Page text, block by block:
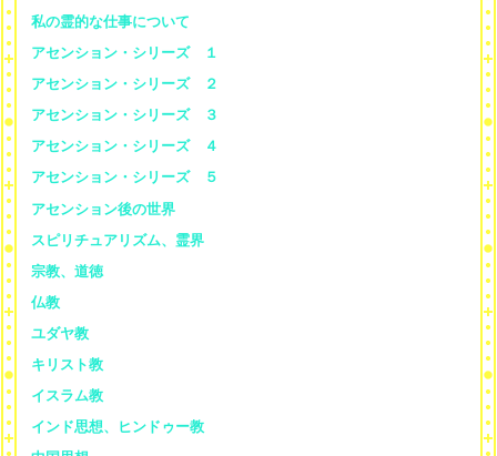
私の霊的な仕事について
アセンション・シリーズ １
アセンション・シリーズ ２
アセンション・シリーズ ３
アセンション・シリーズ ４
アセンション・シリーズ ５
アセンション後の世界
スピリチュアリズム、霊界
宗教、道徳
仏教
ユダヤ教
キリスト教
イスラム教
インド思想、ヒンドゥー教